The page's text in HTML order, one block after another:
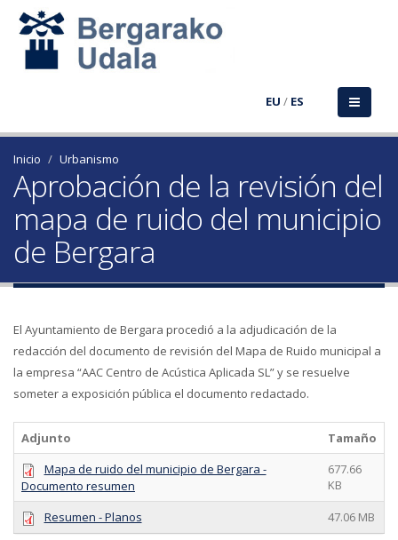
EU / ES
Inicio Urbanismo
Aprobación de la revisión del
mapa de ruido del municipio
de Bergara
El Ayuntamiento de Bergara procedió a la adjudicación de la
redacción del documento de revisión del Mapa de Ruido municipal a
la empresa “AAC Centro de Acústica Aplicada SL” y se resuelve
someter a exposición pública el documento redactado.
Adjunto
Tamaño
Mapa de ruido del municipio de Bergara -
Documento resumen
677.66
KB
Resumen - Planos
47.06 MB